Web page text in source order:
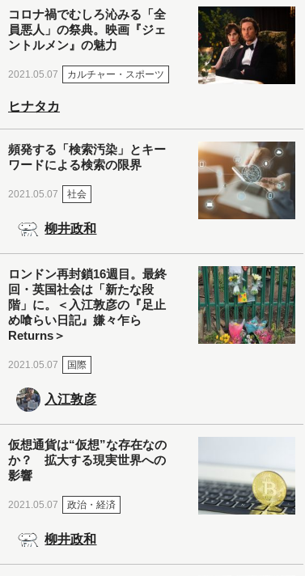
コロナ禍でむしろ沁みる「全
員悪人」の祭典。映画『ジェ
ントルメン』の魅力
2021.05.07 カルチャー・スポーツ
ヒナタカ
頻発する「検索汚染」とキー
ワードによる検索の限界
2021.05.07 社会
柳井政和
ロンドン再封鎖16週目。最終
回・英国社会は「新たな段
階」に。＜入江敦彦の『足止
め喰らい日記』嫌々乍ら
Returns＞
2021.05.07 国際
入江敦彦
仮想通貨は“仮想”な存在なの
か？ 拡大する現実世界への
影響
2021.05.07 政治・経済
柳井政和